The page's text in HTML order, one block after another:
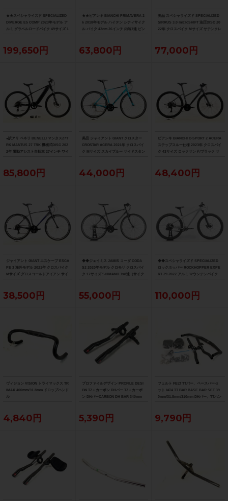
★★スペシャライズド SPECIALIZED
DIVERGE E5 COMP 2023年モデル ア
ルミ グラベルロードバイク 49サイズ 1
199,650円
★★ビアンキ BIANCHI PRIMAVERA 2
6 2018年モデル ハイテン シティサイク
ル バイク 42cm 26インチ 内装3速 ピン
63,800円
美品 スペシャライズド SPECIALIZED
SIRRUS 3.0 microSHIFT 油圧DISC 20
22年 クロスバイク Mサイズ サテンクレ
77,000円
●訳アリ ベネリ BENELLI マンタス27T
RK MANTUS 27 TRK 機械式DISC 202
2年 電動アシスト自転車 27インチ ワイ
85,800円
美品 ジャイアント GIANT クロスター
CROSTAR ACERA 2021年 クロスバイ
ク Mサイズ スカイブルー サイドスタン
44,000円
ビアンキ BIANCHI C-SPORT 2 ACERA
ステップスルー仕様 2023年 クロスバイ
ク 43サイズ ロックサンド/ブラック サ
48,400円
ジャイアント GIANT エスケープ ESCA
PE 3 海外モデル 2021年 クロスバイク
Mサイズ グロスコールドアイアン サイ
38,500円
◆◆ジェイミス JAMIS コーダ CODA
S2 2020年モデル クロモリ クロスバイ
ク 17サイズ SHIMANO 3x8速（サイク
55,000円
◆◆スペシャライズド SPECIALIZED
ロックホッパー ROCKHOPPER EXPE
RT 29 2022 アルミ マウンテンバイク
送）
110,000円
ヴィジョン VISION トライマックス TR
IMAX 400mm/31.8mm ドロップハンド
ル
4,840円
プロファイルデザイン PROFILE DESI
GN T2＋カーボン DHバー T2＋カーボ
ン DHバーCARBON DH BAR 340mm
5,390円
フェルト FELT TTバー、ベースバーセ
ット IAT4 TT BAR BASE BAR SET 39
0mm/31.8mm/310mm DHバー、TTハン
9,790円